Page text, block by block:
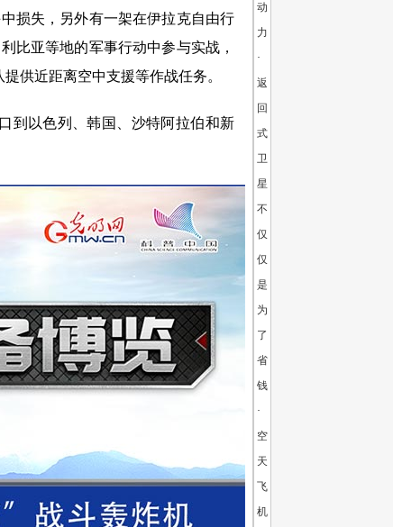
损失，另外有一架在伊拉克自由行
比亚等地的军事行动中参与实战，
供近距离空中支援等作战任务。
以色列、韩国、沙特阿拉伯和新
动
力
·
返
回
式
卫
星：
不
仅
仅
是
为
了
省
钱
·
空
天
飞
机